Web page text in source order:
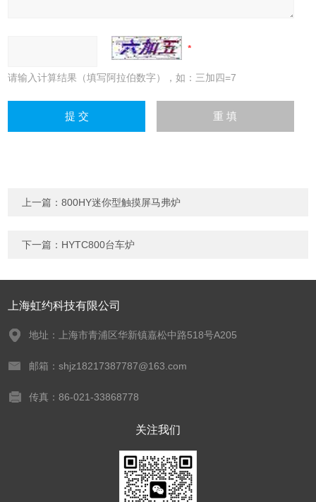
请输入计算结果（填写阿拉伯数字），如：三加四=7
上一篇：800HY迷你型触摸屏马弗炉
下一篇： HYTC800台车炉
上海虹约科技有限公司
地址：上海市青浦区华新镇嘉松中路518号A205
邮箱：shjz18217387787@163.com
传真：86-021-33868778
关注我们